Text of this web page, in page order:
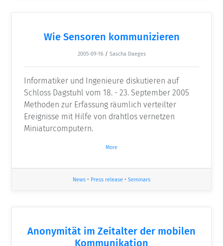
Wie Sensoren kommunizieren
2005-09-16 / Sascha Daeges
Informatiker und Ingenieure diskutieren auf
Schloss Dagstuhl vom 18. - 23. September 2005
Methoden zur Erfassung räumlich verteilter
Ereignisse mit Hilfe von drahtlos vernetzen
Miniaturcomputern.
More
News • Press release • Seminars
Anonymität im Zeitalter der mobilen
Kommunikation